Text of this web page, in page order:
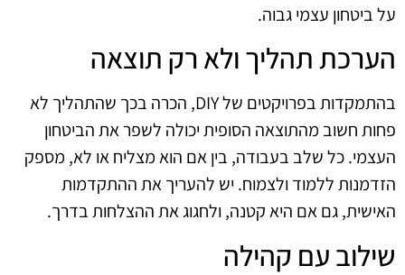
על ביטחון עצמי גבוה.
הערכת תהליך ולא רק תוצאה
בהתמקדות בפרויקטים של DIY, הכרה בכך שהתהליך לא
פחות חשוב מהתוצאה הסופית יכולה לשפר את הביטחון
העצמי. כל שלב בעבודה, בין אם הוא מצליח או לא, מספק
הזדמנות ללמוד ולצמוח. יש להעריך את ההתקדמות
האישית, גם אם היא קטנה, ולחגוג את ההצלחות בדרך.
שילוב עם קהילה